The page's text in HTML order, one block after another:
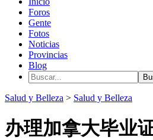
Foros
Gente
Fotos
Noticias
Provincias
Blog
Salud y Belleza > Salud y Belleza
办理加拿大毕业